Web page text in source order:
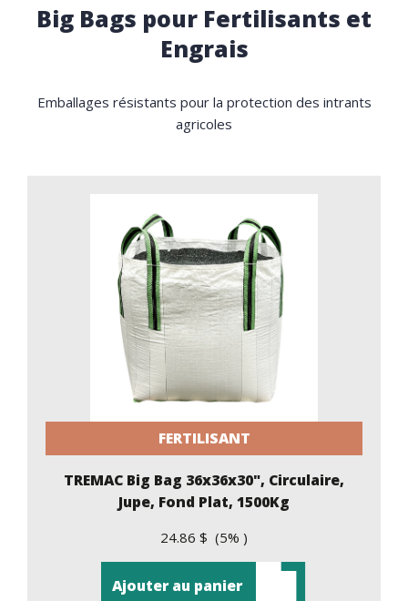
Big Bags pour Fertilisants et
Engrais
Emballages résistants pour la protection des intrants
agricoles
FERTILISANT
TREMAC Big Bag 36x36x30", Circulaire,
Jupe, Fond Plat, 1500Kg
24.86 $ (5% )
Ajouter au panier